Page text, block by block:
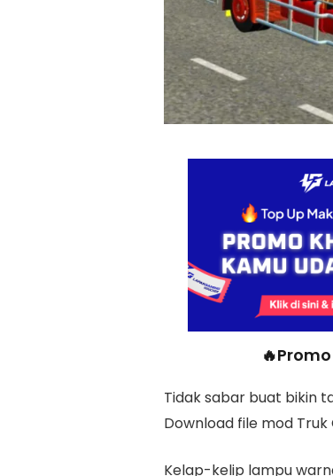
Tidak sabar buat bikin
Download file mod
Kelap-kelip lampu